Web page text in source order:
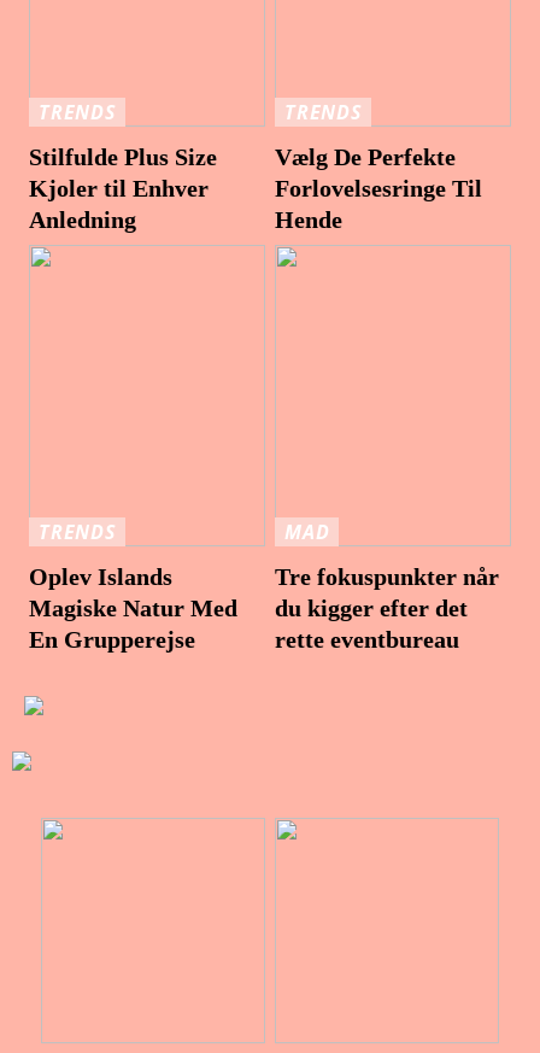
TRENDS
Stilfulde Plus Size
Kjoler til Enhver
Anledning
TRENDS
Vælg De Perfekte
Forlovelsesringe Til
Hende
TRENDS
Oplev Islands
Magiske Natur Med
En Grupperejse
MAD
Tre fokuspunkter når
du kigger efter det
rette eventbureau